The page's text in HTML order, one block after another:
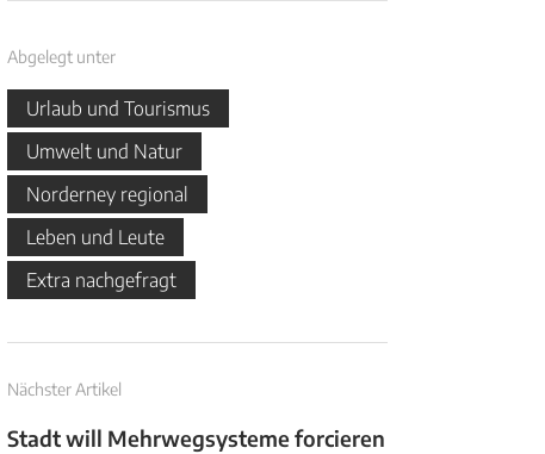
Abgelegt unter
Urlaub und Tourismus
Umwelt und Natur
Norderney regional
Leben und Leute
Extra nachgefragt
Nächster Artikel
Stadt will Mehrwegsysteme forcieren